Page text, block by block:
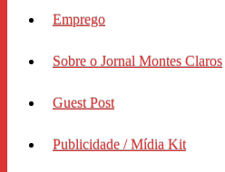
Emprego
Sobre o Jornal Montes Claros
Guest Post
Publicidade / Mídia Kit